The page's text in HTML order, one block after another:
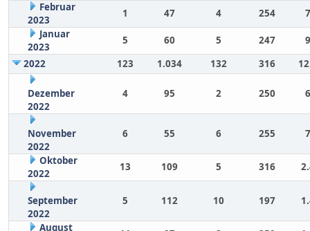
Februar
2023
1 47 4 254
Januar
2023
5 60 5 247
2022
123 1.034 132 316
Dezember
2022
4 95 2 250
November
2022
6 55 6 255
Oktober
2022
13 109 5 316
September
2022
5 112 10 197
August